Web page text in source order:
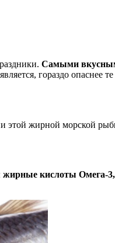
Самыми
гораздо опаснее
этой жирной морской
жирные кислоты Омега-